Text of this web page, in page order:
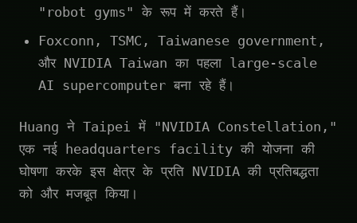
"robot gyms" के रूप में करते हैं।
Foxconn, TSMC, Taiwanese government,
और NVIDIA Taiwan का पहला large-scale
AI supercomputer बना रहे हैं।
Huang ने Taipei में "NVIDIA Constellation,"
एक नई headquarters facility की योजना की
घोषणा करके इस क्षेत्र के प्रति NVIDIA की प्रतिबद्धता
को और मजबूत किया।